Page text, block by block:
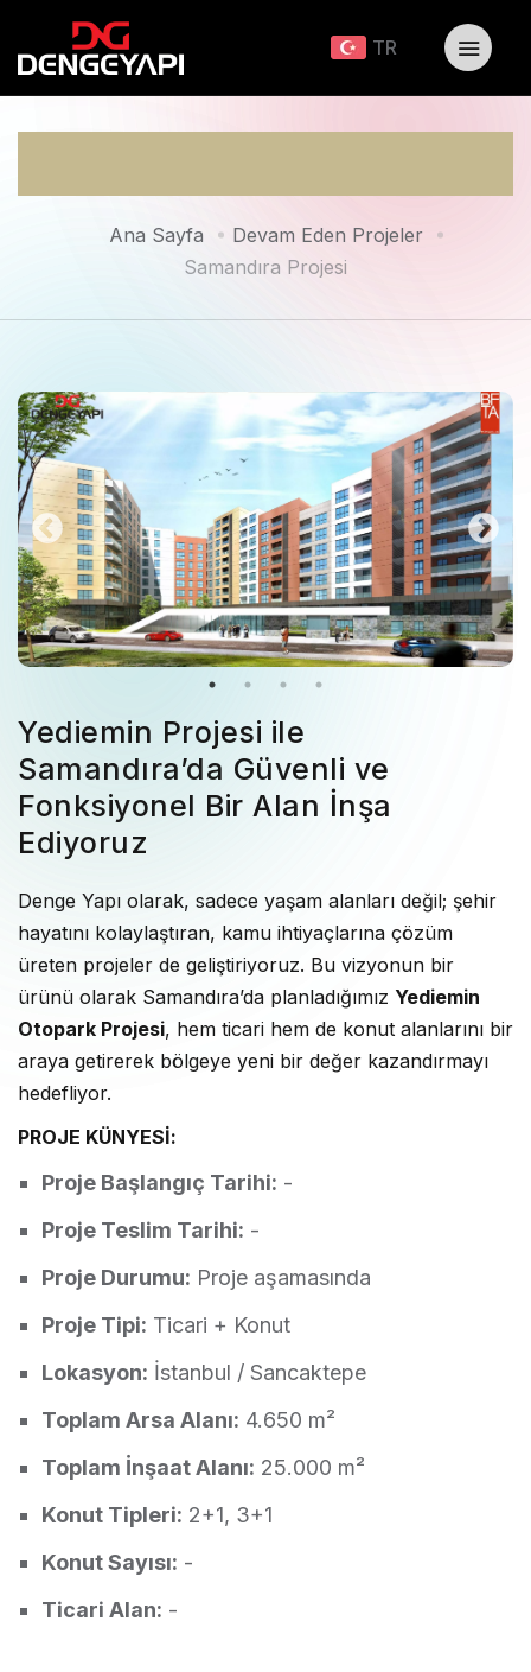
TR
Ana Sayfa
Devam Eden Projeler
Samandıra Projesi
Yediemin Projesi ile
Samandıra’da Güvenli ve
Fonksiyonel Bir Alan İnşa
Ediyoruz
Denge Yapı olarak, sadece yaşam alanları değil; şehir
hayatını kolaylaştıran, kamu ihtiyaçlarına çözüm
üreten projeler de geliştiriyoruz. Bu vizyonun bir
ürünü olarak Samandıra’da planladığımız Yediemin
Otopark Projesi, hem ticari hem de konut alanlarını bir
araya getirerek bölgeye yeni bir değer kazandırmayı
hedefliyor.
PROJE KÜNYESİ:
Proje Başlangıç Tarihi: -
Proje Teslim Tarihi: -
Proje Durumu: Proje aşamasında
Proje Tipi: Ticari + Konut
Lokasyon: İstanbul / Sancaktepe
Toplam Arsa Alanı: 4.650 m²
Toplam İnşaat Alanı: 25.000 m²
Konut Tipleri: 2+1, 3+1
Konut Sayısı: -
Ticari Alan: -